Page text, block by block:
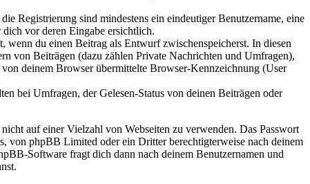
Registrierung sind mindestens ein eindeutiger Benutzername, eine
vor deren Eingabe ersichtlich.
wenn du einen Beitrag als Entwurf zwischenspeicherst. In diesen
von Beiträgen (dazu zählen Private Nachrichten und Umfragen),
deinem Browser übermittelte Browser-Kennzeichnung (User
bei Umfragen, der Gelesen-Status von deinen Beiträgen oder
auf einer Vielzahl von Webseiten zu verwenden. Das Passwort
von phpBB Limited oder ein Dritter berechtigterweise nach deinem
Software fragt dich dann nach deinem Benutzernamen und